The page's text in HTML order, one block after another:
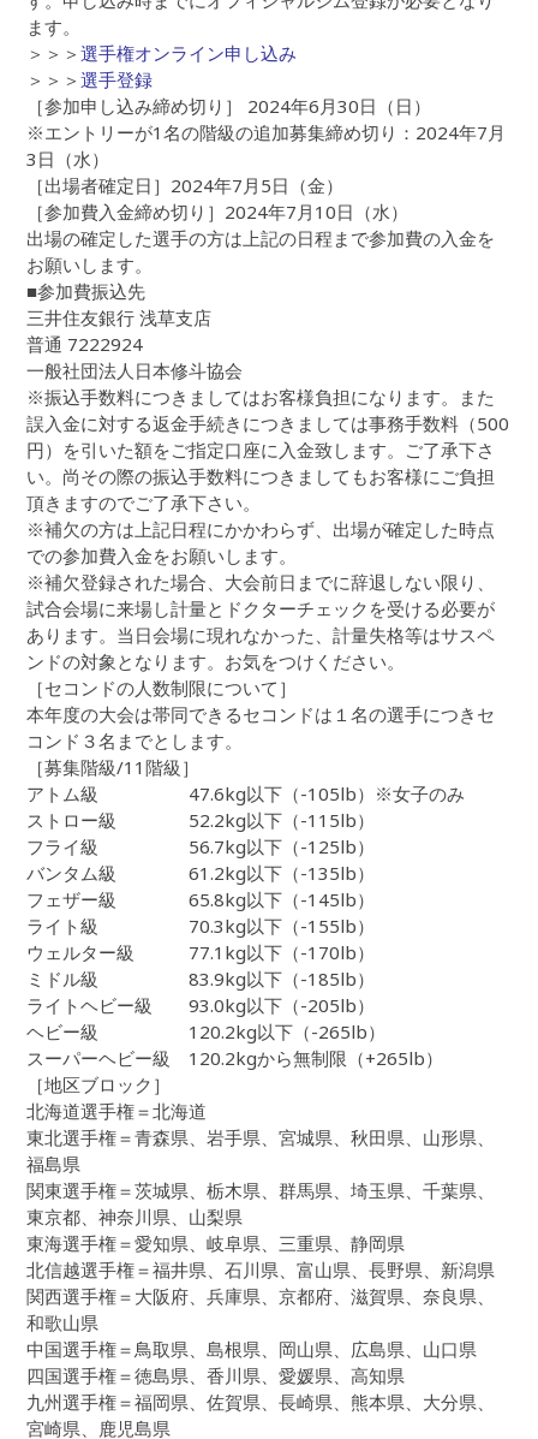
ます。
＞＞＞選手権オンライン申し込み
＞＞＞選手登録
［参加申し込み締め切り］ 2024年6月30日（日）
※エントリーが1名の階級の追加募集締め切り：2024年7月
3日（水）
［出場者確定日］2024年7月5日（金）
［参加費入金締め切り］2024年7月10日（水）
出場の確定した選手の方は上記の日程まで参加費の入金を
お願いします。
■参加費振込先
三井住友銀行 浅草支店
普通 7222924
一般社団法人日本修斗協会
※振込手数料につきましてはお客様負担になります。また
誤入金に対する返金手続きにつきましては事務手数料（500
円）を引いた額をご指定口座に入金致します。ご了承下さ
い。尚その際の振込手数料につきましてもお客様にご負担
頂きますのでご了承下さい。
※補欠の方は上記日程にかかわらず、出場が確定した時点
での参加費入金をお願いします。
※補欠登録された場合、大会前日までに辞退しない限り、
試合会場に来場し計量とドクターチェックを受ける必要が
あります。当日会場に現れなかった、計量失格等はサスペ
ンドの対象となります。お気をつけください。
［セコンドの人数制限について］
本年度の大会は帯同できるセコンドは１名の選手につきセ
コンド３名までとします。
［募集階級/11階級］
アトム級 47.6kg以下（-105lb）※女子のみ
ストロー級 52.2kg以下（-115lb）
フライ級 56.7kg以下（-125lb）
バンタム級 61.2kg以下（-135lb）
フェザー級 65.8kg以下（-145lb）
ライト級 70.3kg以下（-155lb）
ウェルター級 77.1kg以下（-170lb）
ミドル級 83.9kg以下（-185lb）
ライトヘビー級 93.0kg以下（-205lb）
ヘビー級 120.2kg以下（-265lb）
スーパーヘビー級 120.2kgから無制限（+265lb）
［地区ブロック］
北海道選手権＝北海道
東北選手権＝青森県、岩手県、宮城県、秋田県、山形県、
福島県
関東選手権＝茨城県、栃木県、群馬県、埼玉県、千葉県、
東京都、神奈川県、山梨県
東海選手権＝愛知県、岐阜県、三重県、静岡県
北信越選手権＝福井県、石川県、富山県、長野県、新潟県
関西選手権＝大阪府、兵庫県、京都府、滋賀県、奈良県、
和歌山県
中国選手権＝鳥取県、島根県、岡山県、広島県、山口県
四国選手権＝徳島県、香川県、愛媛県、高知県
九州選手権＝福岡県、佐賀県、長崎県、熊本県、大分県、
宮崎県、鹿児島県